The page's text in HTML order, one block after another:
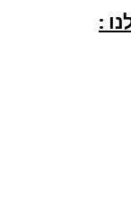
: